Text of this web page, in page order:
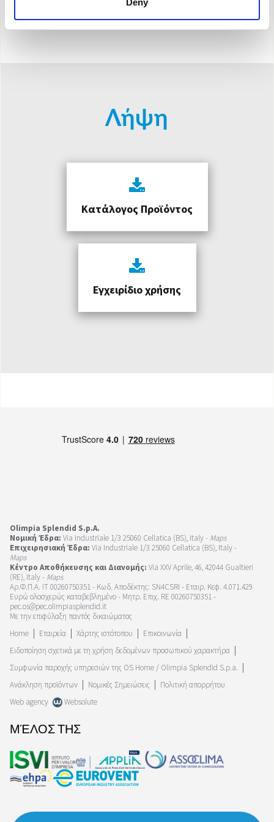
Deny
Μέγιστος θερμαινόμενος όγκος:
Λήψη
Κατάλογος Προϊόντος
Εγχειρίδιο χρήσης
Olimpia Splendid S.p.A.
Νομική Έδρα: Via Industriale 1/3 25060 Cellatica (BS), Italy - Maps
Επιχειρησιακή Έδρα: Via Industriale 1/3 25060 Cellatica (BS), Italy -
Maps
Κέντρο Αποθήκευσης και Διανομής: Via XXV Aprile, 46, 42044 Gualtieri
(RE), Italy - Maps
Αρ.Φ.Π.Α. IT 00260750351 - Κωδ. Αποδέκτης: SN4CSRI - Εταιρ. Κεφ. 4.071.429
Ευρώ ολοσχερώς καταβεβλημένο - Μητρ. Επιχ. RE 00260750351 -
pec.os@pec.olimpiasplendid.it
Με την επιφύλαξη παντός δικαιώματος
Home
Εταιρεία Χάρτης ιστότοπου
Επικοινωνία
Ειδοποίηση σχετικά με τη χρήση δεδομένων προσωπικού χαρακτήρα
Συμφωνία παροχής υπηρεσιών της OS Home / Olimpia Splendid S.p.a.
Ανάκληση προϊόντων
Νομικές Σημειώσεις
Πολιτική απορρήτου
Web agency
Websolute
ΜΈΛΟΣ ΤΗΣ